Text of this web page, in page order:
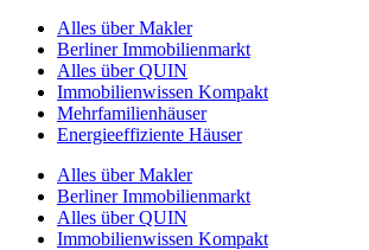
Alles über Makler
Berliner Immobilienmarkt
Alles über QUIN
Immobilienwissen Kompakt
Mehrfamilienhäuser
Energieeffiziente Häuser
Alles über Makler
Berliner Immobilienmarkt
Alles über QUIN
Immobilienwissen Kompakt